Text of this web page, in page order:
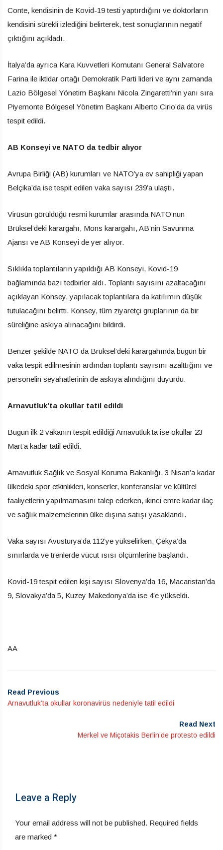
Conte, kendisinin de Kovid-19 testi yaptırdığını ve doktorların
kendisini sürekli izlediğini belirterek, test sonuçlarının negatif
çıktığını açıkladı.
İtalya’da ayrıca Kara Kuvvetleri Komutanı General Salvatore
Farina ile iktidar ortağı Demokratik Parti lideri ve aynı zamanda
Lazio Bölgesel Yönetim Başkanı Nicola Zingaretti’nin yanı sıra
Piyemonte Bölgesel Yönetim Başkanı Alberto Cirio’da da virüs
tespit edildi.
AB Konseyi ve NATO da tedbir alıyor
Avrupa Birliği (AB) kurumları ve NATO’ya ev sahipliği yapan
Belçika’da ise tespit edilen vaka sayısı 239’a ulaştı.
Virüsün görüldüğü resmi kurumlar arasında NATO’nun
Brüksel’deki karargahı, Mons karargahı, AB’nin Savunma
Ajansı ve AB Konseyi de yer alıyor.
Sıklıkla toplantıların yapıldığı AB Konseyi, Kovid-19
bağlamında bazı tedbirler aldı. Toplantı sayısını azaltacağını
açıklayan Konsey, yapılacak toplantılara da katılımın düşük
tutulacağını belirtti. Konsey, tüm ziyaretçi gruplarının da bir
süreliğine askıya alınacağını bildirdi.
Benzer şekilde NATO da Brüksel’deki karargahında bugün bir
vaka tespit edilmesinin ardından toplantı sayısını azalttığını ve
personelin seyahatlerinin de askıya alındığını duyurdu.
Arnavutluk’ta okullar tatil edildi
Bugün ilk 2 vakanın tespit edildiği Arnavutluk’ta ise okullar 23
Mart’a kadar tatil edildi.
Arnavutluk Sağlık ve Sosyal Koruma Bakanlığı, 3 Nisan’a kadar
ülkedeki spor etkinlikleri, konserler, konferanslar ve kültürel
faaliyetlerin yapılmamasını talep ederken, ikinci emre kadar ilaç
ve sağlık malzemelerinin ülke dışına satışı yasaklandı.
Vaka sayısı Avusturya’da 112’ye yükselirken, Çekya’da
sınırlarda ve trenlerde vücut ısısı ölçümlerine başlandı.
Kovid-19 tespit edilen kişi sayısı Slovenya’da 16, Macaristan’da
9, Slovakya’da 5, Kuzey Makedonya’da ise 4’e yükseldi.
AA
Read Previous
Arnavutluk’ta okullar koronavirüs nedeniyle tatil edildi
Read Next
Merkel ve Miçotakis Berlin’de protesto edildi
Leave a Reply
Your email address will not be published. Required fields
are marked *